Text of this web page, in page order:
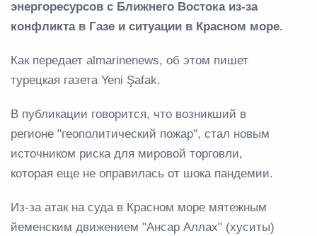
энергоресурсов с Ближнего Востока из-за
конфликта в Газе и ситуации в Красном море.
Как передает almarinenews, об этом пишет
турецкая газета Yeni Şafak.
В публикации говорится, что возникший в
регионе "геополитический пожар", стал новым
источником риска для мировой торговли,
которая еще не оправилась от шока пандемии.
Из-за атак на суда в Красном море мятежным
йеменским движением "Ансар Аллах" (хуситы)